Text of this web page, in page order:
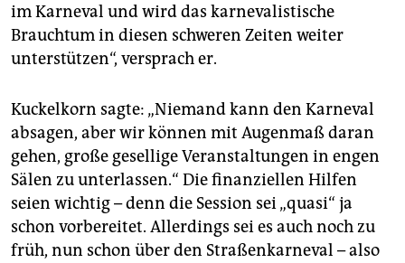
im Karneval und wird das karnevalistische
Brauchtum in diesen schweren Zeiten weiter
unterstützen“, versprach er.
Kuckelkorn sagte: „Niemand kann den Karneval
absagen, aber wir können mit Augenmaß daran
gehen, große gesellige Veranstaltungen in engen
Sälen zu unterlassen.“ Die finanziellen Hilfen
seien wichtig – denn die Session sei „quasi“ ja
schon vorbereitet. Allerdings sei es auch noch zu
früh, nun schon über den Straßenkarneval – also